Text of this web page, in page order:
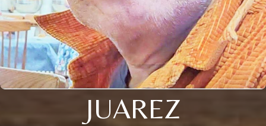
JUAREZ